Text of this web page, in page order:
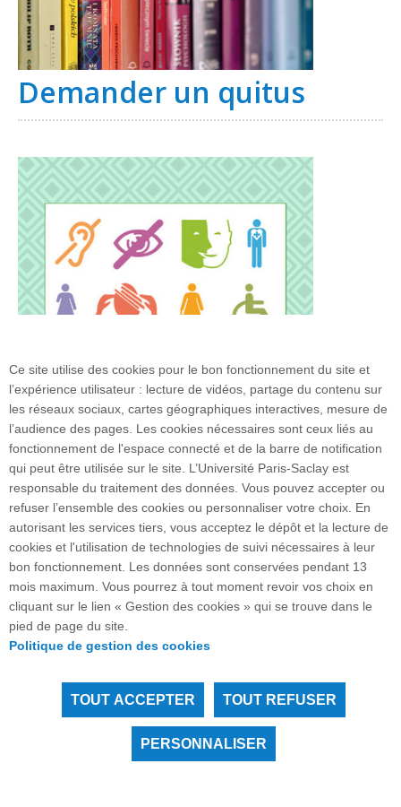
Demander un quitus
Services handicap
Plan du site
Tous droits réservés Université Paris-Saclay
Accessibilité :partiellement conforme
Ce site utilise des cookies pour le bon fonctionnement du site et
l’expérience utilisateur : lecture de vidéos, partage du contenu sur
les réseaux sociaux, cartes géographiques interactives, mesure de
l’audience des pages. Les cookies nécessaires sont ceux liés au
fonctionnement de l'espace connecté et de la barre de notification
qui peut être utilisée sur le site. L’Université Paris-Saclay est
responsable du traitement des données. Vous pouvez accepter ou
refuser l’ensemble des cookies ou personnaliser votre choix. En
autorisant les services tiers, vous acceptez le dépôt et la lecture de
cookies et l'utilisation de technologies de suivi nécessaires à leur
bon fonctionnement. Les données sont conservées pendant 13
mois maximum. Vous pourrez à tout moment revoir vos choix en
cliquant sur le lien « Gestion des cookies » qui se trouve dans le
pied de page du site.
Politique de gestion des cookies
TOUT ACCEPTER TOUT REFUSER
PERSONNALISER